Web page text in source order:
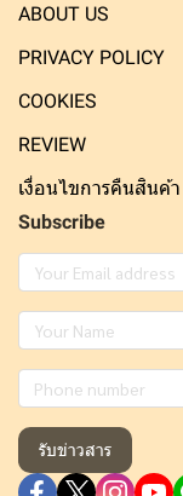
ABOUT US
PRIVACY POLICY
COOKIES
REVIEW
เงื่อนไขการคืนสินค้า
Subscribe
รับข่าวสาร